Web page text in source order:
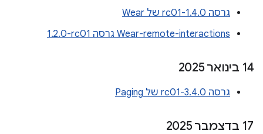
גרסה 1.4.0-rc01 של Wear
Wear-remote-interactions גרסה ‎1.2.0-rc01
‫14 בינואר 2025
גרסה 3.4.0-rc01 של Paging
‫17 בדצמבר 2025